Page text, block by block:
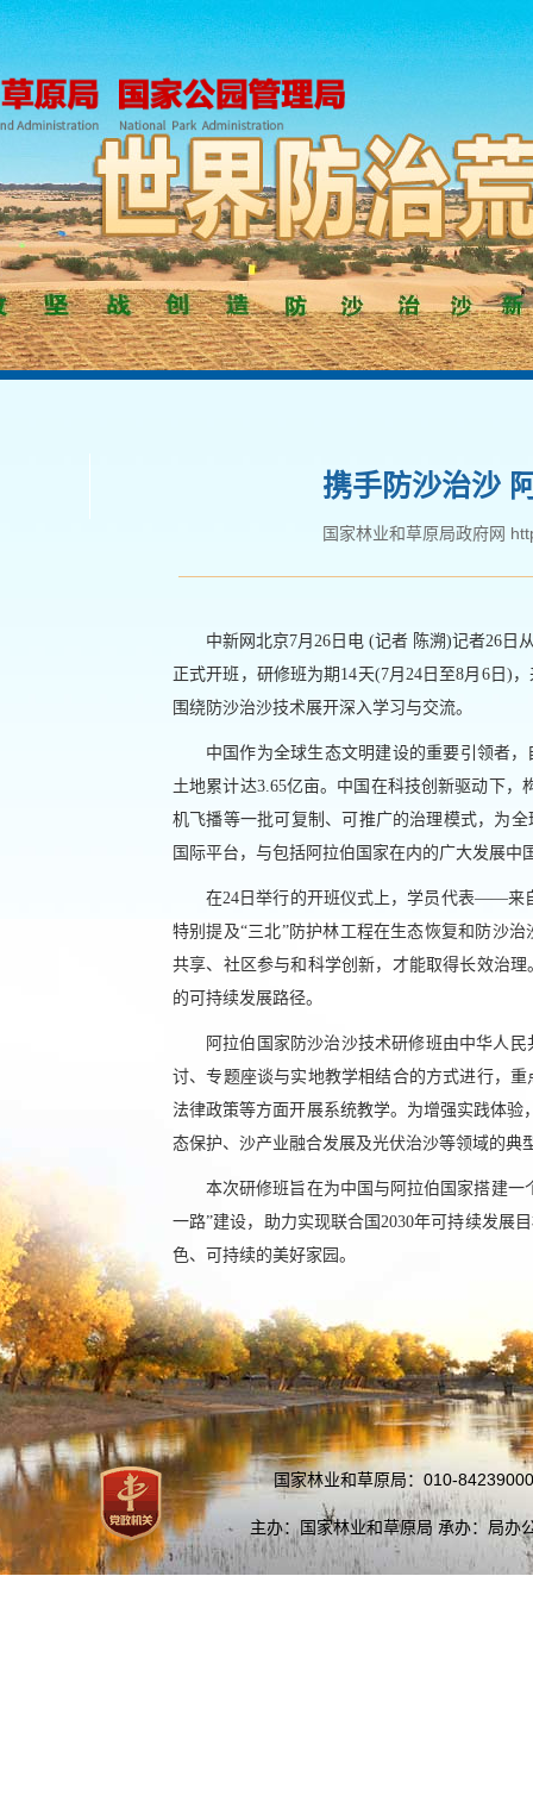
携手防沙治沙
国家林业和草原局政府网
中新网北京7月26日电 (记者 陈溯)记者26日
正式开班，研修班为期14天(7月24日至8月6日)
围绕防沙治沙技术展开深入学习与交流。
中国作为全球生态文明建设的重要引领者
土地累计达3.65亿亩。中国在科技创新驱动下
机飞播等一批可复制、可推广的治理模式，为
国际平台，与包括阿拉伯国家在内的广大发展
在24日举行的开班仪式上，学员代表——来
特别提及“三北”防护林工程在生态恢复和防沙
共享、社区参与和科学创新，才能取得长效治
的可持续发展路径。
阿拉伯国家防沙治沙技术研修班由中华人
讨、专题座谈与实地教学相结合的方式进行，
法律政策等方面开展系统教学。为增强实践体
态保护、沙产业融合发展及光伏治沙等领域的典
本次研修班旨在为中国与阿拉伯国家搭建
一路”建设，助力实现联合国2030年可持续发展
色、可持续的美好家园。
国家林业和草原局：010-
主办：国家林业和草原局 承办：局办